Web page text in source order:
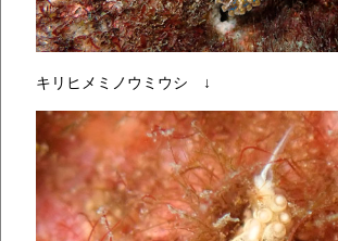
キリヒメミノウミウシ ↓